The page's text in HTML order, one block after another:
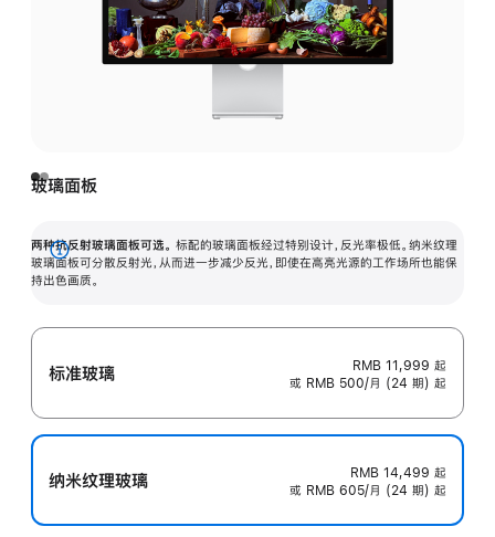
玻璃面板
两种抗反射玻璃面板可选。 标配的玻璃面板经过特别设计，反光率极低。纳米纹理
玻璃面板可分散反射光，从而进一步减少反光，即使在高亮光源的工作场所也能保
持出色画质。
展
开
标准玻璃 RMB 11,999 起
或 RMB 500/月 (24 期) 起
纳米纹理玻璃 RMB 14,499 起
或 RMB 605/月 (24 期) 起